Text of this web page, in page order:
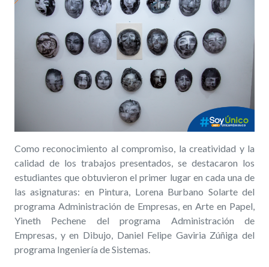
Como reconocimiento al compromiso, la creatividad y la
calidad de los trabajos presentados, se destacaron los
estudiantes que obtuvieron el primer lugar en cada una de
las asignaturas: en Pintura, Lorena Burbano Solarte del
programa Administración de Empresas, en Arte en Papel,
Yineth Pechene del programa Administración de
Empresas, y en Dibujo, Daniel Felipe Gaviria Zúñiga del
programa Ingeniería de Sistemas.